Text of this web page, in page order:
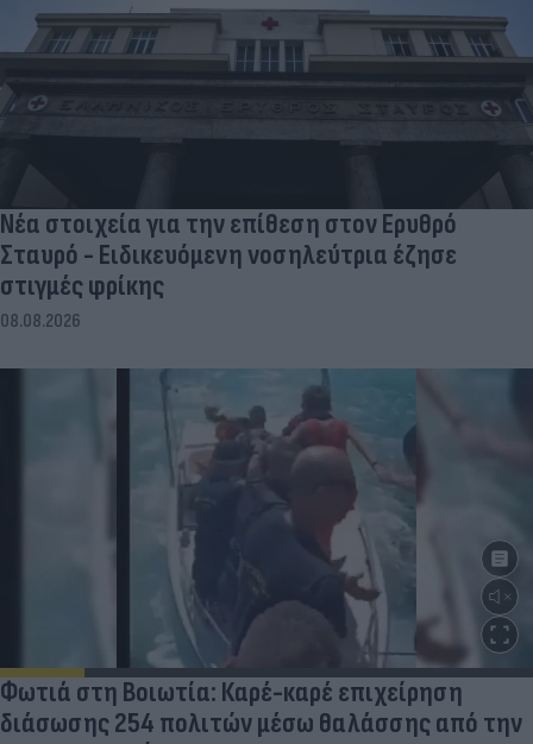
Νέα στοιχεία για την επίθεση στον Ερυθρό
Σταυρό - Ειδικευόμενη νοσηλεύτρια έζησε
στιγμές φρίκης
08.08.2026
Φωτιά στη Βοιωτία: Καρέ-καρέ επιχείρηση
διάσωσης 254 πολιτών μέσω θαλάσσης από την